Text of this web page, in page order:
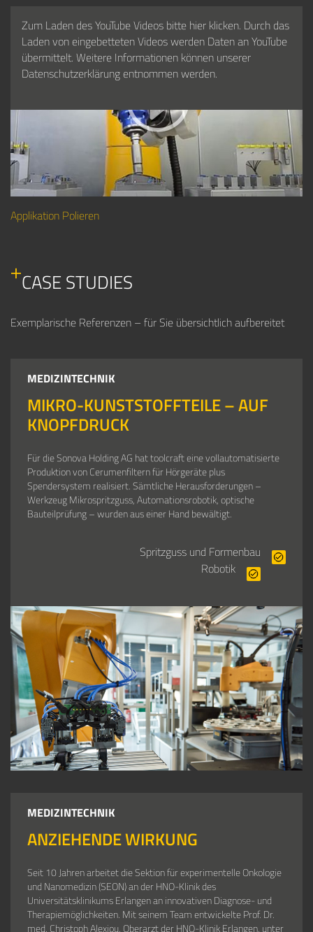
Zum Laden des YouTube Videos bitte hier klicken. Durch das
Laden von eingebetteten Videos werden Daten an YouTube
übermittelt. Weitere Informationen können unserer
Datenschutzerklärung entnommen werden.
Applikation Polieren
CASE STUDIES
Exemplarische Referenzen – für Sie übersichtlich aufbereitet
MEDIZINTECHNIK
MIKRO-KUNSTSTOFFTEILE – AUF
KNOPFDRUCK
Für die Sonova Holding AG hat toolcraft eine vollautomatisierte
Produktion von Cerumenfiltern für Hörgeräte plus
Spendersystem realisiert. Sämtliche Herausforderungen –
Werkzeug Mikrospritzguss, Automationsrobotik, optische
Bauteilprüfung – wurden aus einer Hand bewältigt.
Spritzguss und Formenbau
Robotik
MEDIZINTECHNIK
ANZIEHENDE WIRKUNG
Seit 10 Jahren arbeitet die Sektion für experimentelle Onkologie
und Nanomedizin (SEON) an der HNO-Klinik des
Universitätsklinikums Erlangen an innovativen Diagnose- und
Therapiemöglichkeiten. Mit seinem Team entwickelte Prof. Dr.
med. Christoph Alexiou, Oberarzt der HNO-Klinik Erlangen, unter